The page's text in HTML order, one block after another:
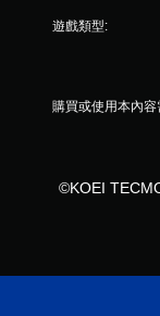
遊戲類型:
購買或使用本內容
©KOEI